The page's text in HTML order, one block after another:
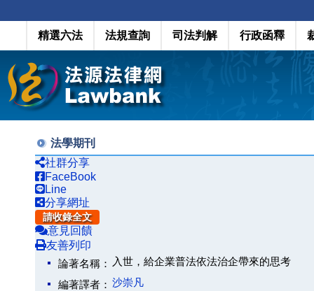
精選六法 法規查詢 司法判解 行政函釋
法學期刊
社群分享
FaceBook
Line
分享網址
請收錄全文
意見回饋
友善列印
論著名稱： 入世，給企業普法依法治企帶來的思考
編著譯者： 沙崇凡